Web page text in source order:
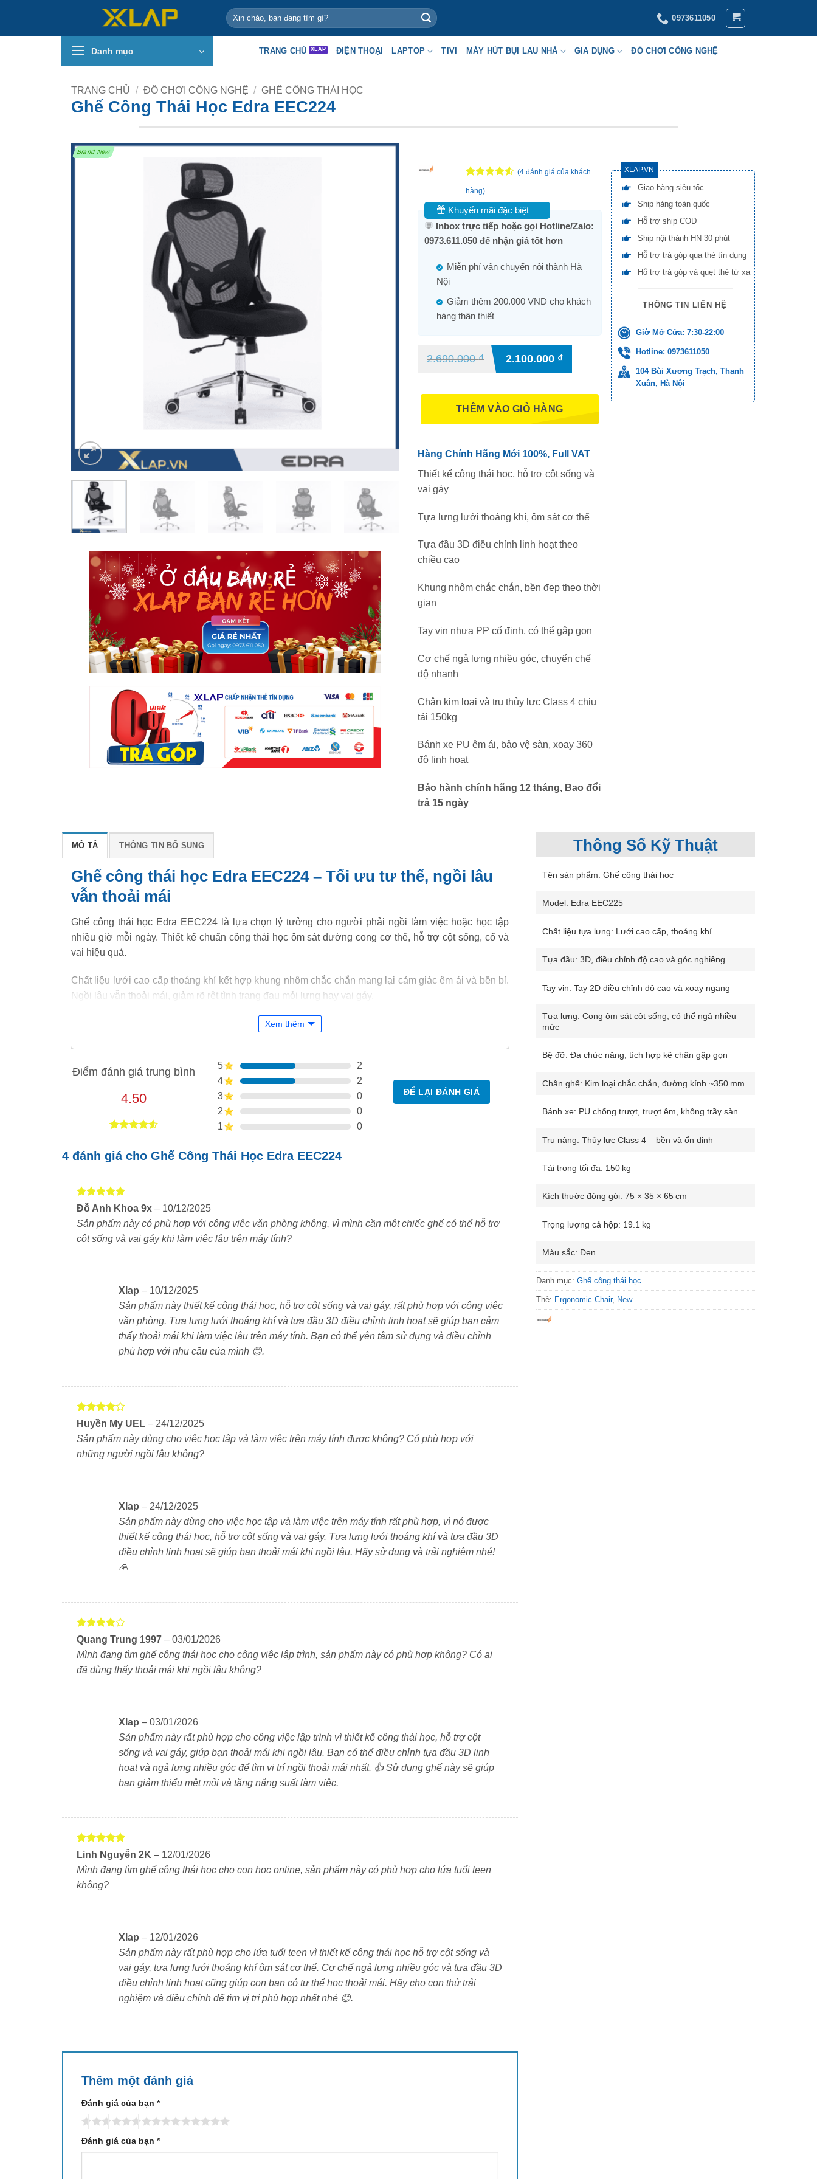
nội
Tìm
kiếm:
0973611050
Danh mục TRANG CHỦ ĐIỆN THOẠI LAPTOP TIVI MÁY HÚT BỤI LAU NHÀ GIA DỤNG ĐỒ CHƠI CÔNG NGHỆ
TRANG CHỦ / ĐỒ CHƠI CÔNG NGHỆ / GHẾ CÔNG THÁI HỌC
Ghế Công Thái Học Edra EEC224
Brand New
4.5
dựa trên
đánh giá
(4 đánh giá của khách
hàng)
Khuyến mãi đặc biệt
💬 Inbox trực tiếp hoặc gọi Hotline/Zalo:
0973.611.050 để nhận giá tốt hơn
Miễn phí vận chuyển nội thành Hà
Nội
Giảm thêm 200.000 VND cho khách
hàng thân thiết
2.690.000₫ 2.100.000 ₫
THÊM VÀO GIỎ HÀNG
Hàng Chính Hãng Mới 100%, Full VAT
Thiết kế công thái học, hỗ trợ cột sống và
vai gáy
Tựa lưng lưới thoáng khí, ôm sát cơ thể
Tựa đầu 3D điều chỉnh linh hoạt theo
chiều cao
Khung nhôm chắc chắn, bền đẹp theo thời
gian
Tay vịn nhựa PP cố định, có thể gập gọn
Cơ chế ngả lưng nhiều góc, chuyển chế
độ nhanh
Chân kim loại và trụ thủy lực Class 4 chịu
tải 150kg
Bánh xe PU êm ái, bảo vệ sàn, xoay 360
độ linh hoạt
Bảo hành chính hãng 12 tháng, Bao đổi
trả 15 ngày
XLAP.VN
Giao hàng siêu tốc
Ship hàng toàn quốc
Hỗ trợ ship COD
Ship nội thành HN 30 phút
Hỗ trợ trả góp qua thẻ tín dụng
Hỗ trợ trả góp và quẹt thẻ từ xa
THÔNG TIN LIÊN HỆ
Giờ Mở Cửa: 7:30-22:00
Hotline: 0973611050
104 Bùi Xương Trạch, Thanh
Xuân, Hà Nội
MÔ TẢ THÔNG TIN BỔ SUNG
Ghế công thái học Edra EEC224 – Tối ưu tư thế, ngồi lâu
vẫn thoải mái
Ghế công thái học Edra EEC224 là lựa chọn lý tưởng cho người phải ngồi làm việc hoặc học tập
nhiều giờ mỗi ngày. Thiết kế chuẩn công thái học ôm sát đường cong cơ thể, hỗ trợ cột sống, cổ và
vai hiệu quả.
Chất liệu lưới cao cấp thoáng khí kết hợp khung nhôm chắc chắn mang lại cảm giác êm ái và bền bỉ.
Ngồi lâu vẫn thoải mái, giảm rõ rệt tình trạng đau mỏi lưng hay vai gáy.
Ghế Ergonomic Edra EEC224 sở hữu thiết kế công thái học hiện đại, ôm sát đường cong lưng tự
nhiên. Tựa lưng cong nhẹ giúp giảm áp lực lên cột sống khi ngồi lâu. Lưới tựa lưng thoáng khí, mang
lại cảm giác dễ chịu kể cả khi sử dụng nhiều giờ liên tục.
Ghế có tựa đầu 3D điều chỉnh linh hoạt. Người dùng dễ dàng nâng hoặc hạ để phù hợp chiều cao cơ
thể. Tựa đầu này giúp nâng đỡ cổ và gáy hiệu quả, hạn chế đau mỏi khi làm việc máy tính kéo dài.
Khung nhôm chắc chắn, bền bỉ
Khung lưng làm từ nhôm cao cấp, chịu lực tốt và chống gỉ. Bề mặt khung sang trọng, giữ độ bền đẹp
Tay vịn nhựa PP cố định, gập gọn
Tay vịn làm từ nhựa PP cứng, bề mặt nhẵn, dễ vệ sinh. Thiết kế cố định tạo điểm tựa vững cho cánh
tay. Có thể gập gọn khi không dùng, tiết kiệm không gian làm việc.
Cơ chế ngả lưng linh hoạt
Chân ghế kim loại và trụ thủy lực Class 4
Chân ghế kim loại đường kính 350mm chịu lực tốt. Trụ thủy lực Class 4 nâng hạ mượt mà và an toàn.
Ghế chịu tải tối đa 150kg, phù hợp với nhiều đối tượng.
Ghế Edra EEC224 được trang bị bánh xe PU cao cấp giúp di chuyển nhẹ nhàng và êm ái. Chất liệu
PU hạn chế tiếng ồn, không gây trầy xước bề mặt sàn. Khả năng xoay 360 độ mang lại sự linh hoạt
tối đa, phù hợp cho cả không gian hẹp.
Phù hợp nhiều không gian làm việc
Vì sao nên mua Edra EEC224?
Tựa lưng thoáng khí, ôm sát cột sống, giúp giữ tư thế ngồi đúng và dễ chịu suốt ngày dài.
Xem thêm
Điểm đánh giá trung bình
4.50
đánh giá
5
2
4
2
3
0
2
0
1
0
ĐỂ LẠI ĐÁNH GIÁ
4 đánh giá cho Ghế Công Thái Học Edra EEC224
Được xếp
sao
Đỗ Anh Khoa 9x – 10/12/2025
Sản phẩm này có phù hợp với công việc văn phòng không, vì mình cần một chiếc ghế có thể hỗ trợ
cột sống và vai gáy khi làm việc lâu trên máy tính?
Xlap – 10/12/2025
Sản phẩm này thiết kế công thái học, hỗ trợ cột sống và vai gáy, rất phù hợp với công việc
văn phòng. Tựa lưng lưới thoáng khí và tựa đầu 3D điều chỉnh linh hoạt sẽ giúp bạn cảm
thấy thoải mái khi làm việc lâu trên máy tính. Bạn có thể yên tâm sử dụng và điều chỉnh
phù hợp với nhu cầu của mình 😊.
Được
xếp hạng
45 sao
Huyền My UEL – 24/12/2025
Sản phẩm này dùng cho việc học tập và làm việc trên máy tính được không? Có phù hợp với
những người ngồi lâu không?
Xlap – 24/12/2025
Sản phẩm này dùng cho việc học tập và làm việc trên máy tính rất phù hợp, vì nó được
thiết kế công thái học, hỗ trợ cột sống và vai gáy. Tựa lưng lưới thoáng khí và tựa đầu 3D
điều chỉnh linh hoạt sẽ giúp bạn thoải mái khi ngồi lâu. Hãy sử dụng và trải nghiệm nhé!
🙏
Được
xếp hạng
45 sao
Quang Trung 1997 – 03/01/2026
Mình đang tìm ghế công thái học cho công việc lập trình, sản phẩm này có phù hợp không? Có ai
đã dùng thấy thoải mái khi ngồi lâu không?
Xlap – 03/01/2026
Sản phẩm này rất phù hợp cho công việc lập trình vì thiết kế công thái học, hỗ trợ cột
sống và vai gáy, giúp bạn thoải mái khi ngồi lâu. Bạn có thể điều chỉnh tựa đầu 3D linh
hoạt và ngả lưng nhiều góc để tìm vị trí ngồi thoải mái nhất. 👍 Sử dụng ghế này sẽ giúp
bạn giảm thiểu mệt mỏi và tăng năng suất làm việc.
Được xếp
5
sao
Linh Nguyễn 2K – 12/01/2026
Mình đang tìm ghế công thái học cho con học online, sản phẩm này có phù hợp cho lứa tuổi teen
không?
Xlap – 12/01/2026
Sản phẩm này rất phù hợp cho lứa tuổi teen vì thiết kế công thái học hỗ trợ cột sống và
vai gáy, tựa lưng lưới thoáng khí ôm sát cơ thể. Cơ chế ngả lưng nhiều góc và tựa đầu 3D
điều chỉnh linh hoạt cũng giúp con bạn có tư thế học thoải mái. Hãy cho con thử trải
nghiệm và điều chỉnh để tìm vị trí phù hợp nhất nhé 😊.
Thêm một đánh giá
Đánh giá của bạn *
Đánh giá của bạn *
Thông Số Kỹ Thuật
Tên sản phẩm: Ghế công thái học
Model: Edra EEC225
Chất liệu tựa lưng: Lưới cao cấp, thoáng khí
Tựa đầu: 3D, điều chỉnh độ cao và góc nghiêng
Tay vịn: Tay 2D điều chỉnh độ cao và xoay ngang
Tựa lưng: Cong ôm sát cột sống, có thể ngả nhiều
mức
Bệ đỡ: Đa chức năng, tích hợp kê chân gập gọn
Chân ghế: Kim loại chắc chắn, đường kính ~350 mm
Bánh xe: PU chống trượt, trượt êm, không trầy sàn
Trụ nâng: Thủy lực Class 4 – bền và ổn định
Tải trọng tối đa: 150 kg
Kích thước đóng gói: 75 × 35 × 65 cm
Trọng lượng cả hộp: 19.1 kg
Màu sắc: Đen
Danh mục: Ghế công thái học
Thẻ: Ergonomic Chair, New